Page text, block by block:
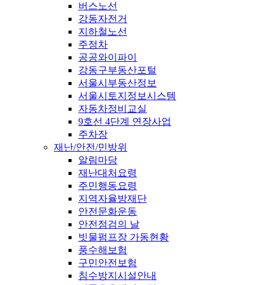
버스노선
강동자전거
지하철노선
주정차
공공와이파이
강동구부동산포털
서울시부동산정보
서울시토지정보시스템
자동차정비교실
9호선 4단계 연장사업
주차장
재난/안전/민방위
알림마당
재난대처요령
주민행동요령
지역자율방재단
안전문화운동
안전점검의 날
빗물펌프장 가동현황
풍수해보험
구민안전보험
침수방지시설안내